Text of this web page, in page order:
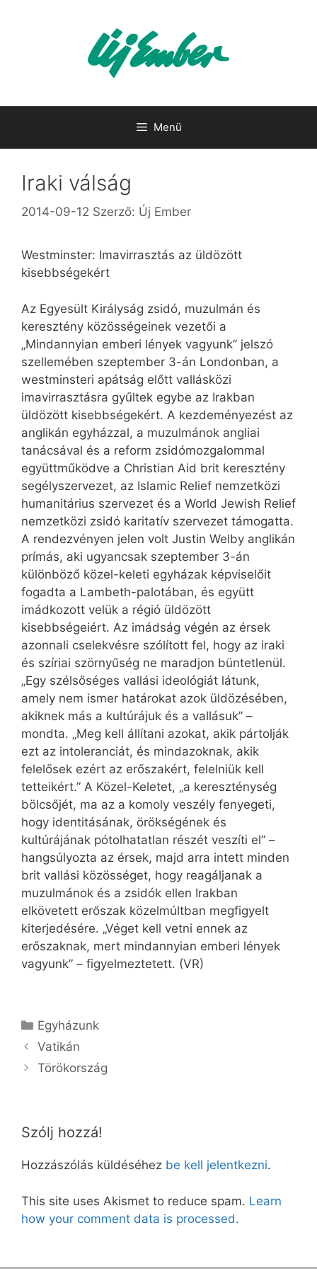
Menü
Iraki válság
2014-09-12 Szerző: Új Ember
Westminster: Imavirrasztás az üldözött
kisebbségekért
Az Egyesült Királyság zsidó, muzulmán és
keresztény közösségeinek vezetői a
„Mindannyian emberi lények vagyunk” jelszó
szellemében szeptember 3-án Londonban, a
westminsteri apátság előtt vallásközi
imavirrasztásra gyűltek egybe az Irakban
üldözött kisebbségekért. A kezdeményezést az
anglikán egyházzal, a muzulmánok angliai
tanácsával és a reform zsidómozgalommal
együttműködve a Christian Aid brit keresztény
segélyszervezet, az Islamic Relief nemzetközi
humanitárius szervezet és a World Jewish Relief
nemzetközi zsidó karitatív szervezet támogatta.
A rendezvényen jelen volt Justin Welby anglikán
prímás, aki ugyancsak szeptember 3-án
különböző közel-keleti egyházak képviselőit
fogadta a Lambeth-palotában, és együtt
imádkozott velük a régió üldözött
kisebbségeiért. Az imádság végén az érsek
azonnali cselekvésre szólított fel, hogy az iraki
és szíriai szörnyűség ne maradjon büntetlenül.
„Egy szélsőséges vallási ideológiát látunk,
amely nem ismer határokat azok üldözésében,
akiknek más a kultúrájuk és a vallásuk” –
mondta. „Meg kell állítani azokat, akik pártolják
ezt az intoleranciát, és mindazoknak, akik
felelősek ezért az erőszakért, felelniük kell
tetteikért.” A Közel-Keletet, „a kereszténység
bölcsőjét, ma az a komoly veszély fenyegeti,
hogy identitásának, örökségének és
kultúrájának pótolhatatlan részét veszíti el” –
hangsúlyozta az érsek, majd arra intett minden
brit vallási közösséget, hogy reagáljanak a
muzulmánok és a zsidók ellen Irakban
elkövetett erőszak közelmúltban megfigyelt
kiterjedésére. „Véget kell vetni ennek az
erőszaknak, mert mindannyian emberi lények
vagyunk” – figyelmeztetett. (VR)
Kategória
Egyházunk
Vatikán
Törökország
Szólj hozzá!
Hozzászólás küldéséhez be kell jelentkezni.
This site uses Akismet to reduce spam. Learn
how your comment data is processed.